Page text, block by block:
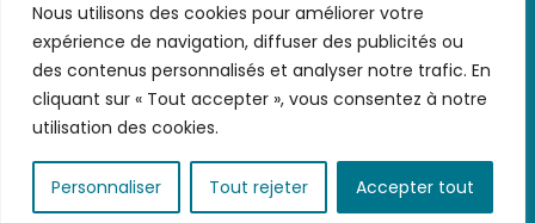
Nous utilisons des cookies pour améliorer votre
expérience de navigation, diffuser des publicités ou
des contenus personnalisés et analyser notre trafic. En
cliquant sur « Tout accepter », vous consentez à notre
utilisation des cookies.
Personnaliser Tout rejeter Accepter tout
Nous contacter- CGV/CGU-Données
personnelles-Infos pratiques- FAQ
Votre email